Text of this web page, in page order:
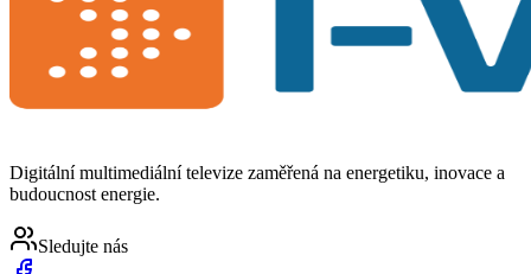
Digitální multimediální televize zaměřená na energetiku, inovace a
budoucnost energie.
Sledujte nás